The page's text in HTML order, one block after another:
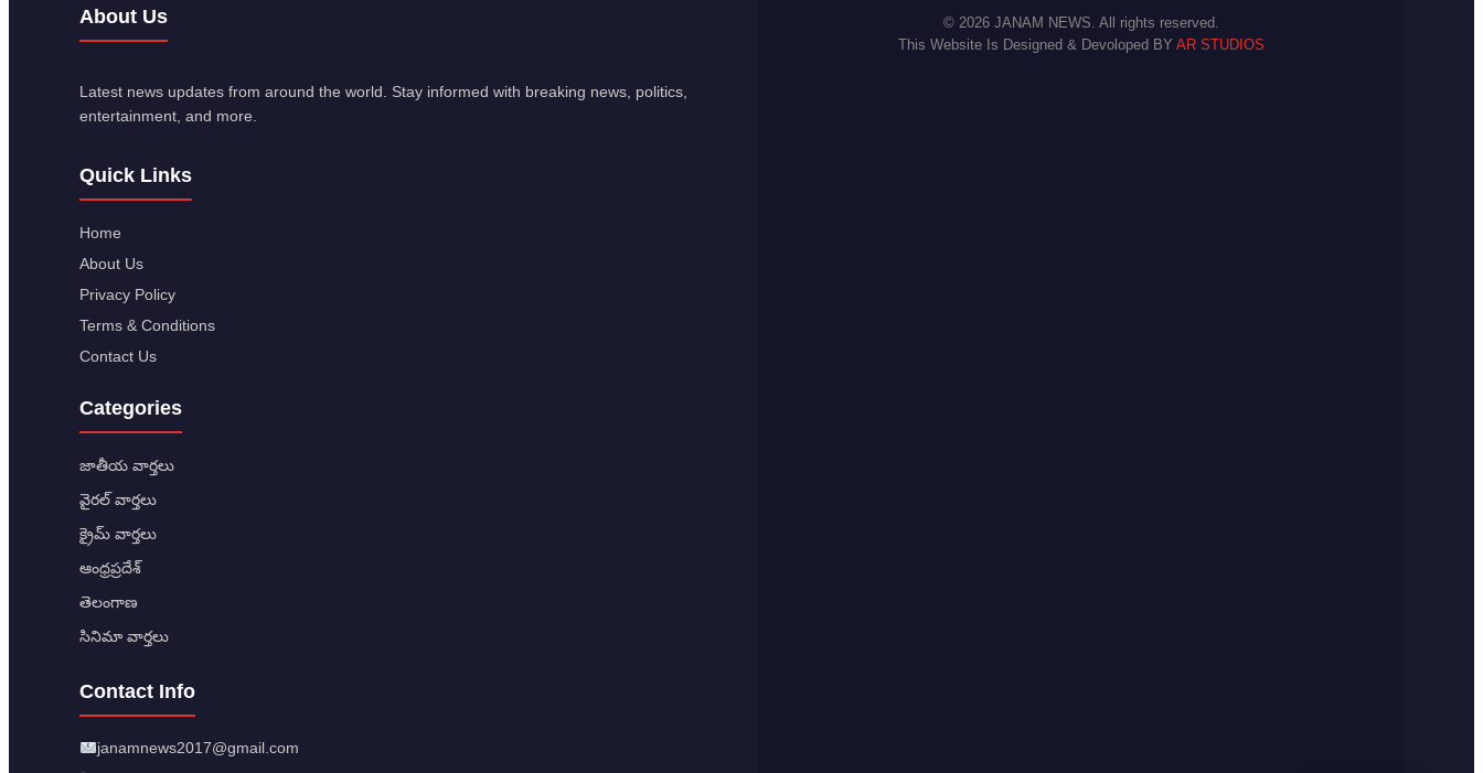
About Us
Latest news updates from around the world. Stay informed with breaking news, politics,
entertainment, and more.
Quick Links
Home
About Us
Privacy Policy
Terms & Conditions
Contact Us
Categories
జాతీయ వార్తలు
వైరల్ వార్తలు
క్రైమ్ వార్తలు
ఆంధ్రప్రదేశ్
తెలంగాణ
సినిమా వార్తలు
Contact Info
janamnews2017@gmail.com
© 2026 JANAM NEWS. All rights reserved.
This Website Is Designed & Devoloped BY AR STUDIOS